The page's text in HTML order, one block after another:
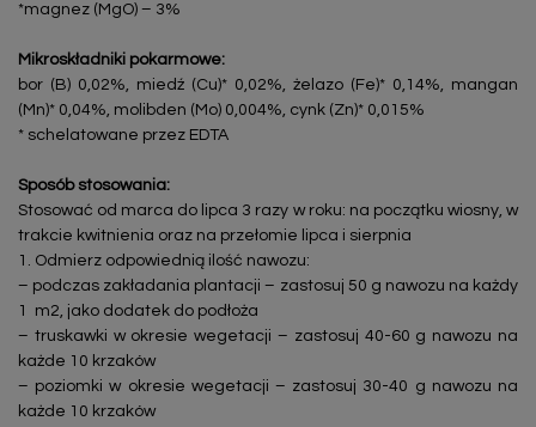
*magnez (MgO) – 3%
Mikroskładniki pokarmowe:
bor (B) 0,02%, miedź (Cu)* 0,02%, żelazo (Fe)* 0,14%, mangan
(Mn)* 0,04%, molibden (Mo) 0,004%, cynk (Zn)* 0,015%
* schelatowane przez EDTA
Sposób stosowania:
Stosować od marca do lipca 3 razy w roku: na początku wiosny, w
trakcie kwitnienia oraz na przełomie lipca i sierpnia
1. Odmierz odpowiednią ilość nawozu:
– podczas zakładania plantacji – zastosuj 50 g nawozu na każdy
1 m2, jako dodatek do podłoża
– truskawki w okresie wegetacji – zastosuj 40-60 g nawozu na
każde 10 krzaków
– poziomki w okresie wegetacji – zastosuj 30-40 g nawozu na
każde 10 krzaków